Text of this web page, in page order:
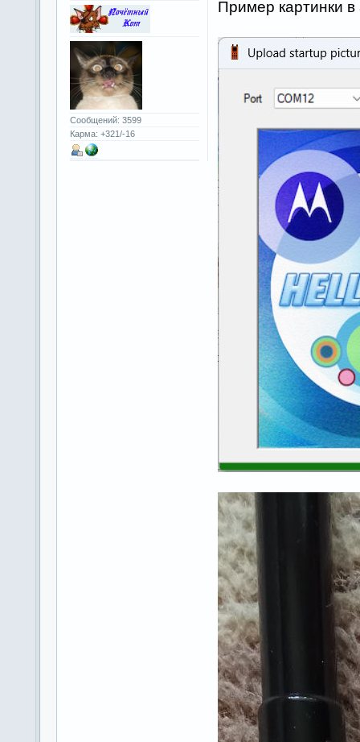
Сообщений: 3599
Карма: +321/-16
Пример картинки в